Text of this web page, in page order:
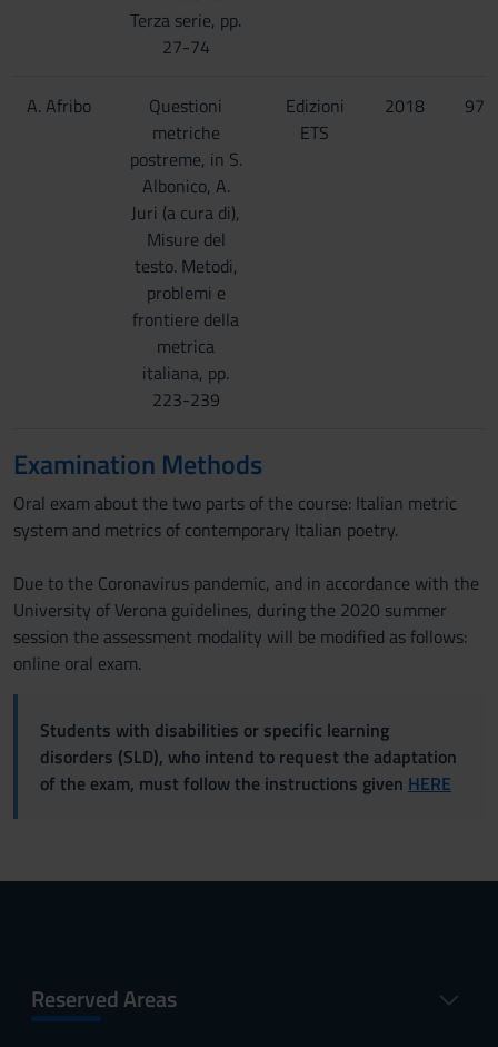
Terza serie, pp.
27-74
A. Afribo
Questioni
metriche
postreme, in S.
Albonico, A.
Juri (a cura di),
Misure del
testo. Metodi,
problemi e
frontiere della
metrica
italiana, pp.
223-239
Edizioni
ETS
2018
Examination Methods
Oral exam about the two parts of the course: Italian metric
system and metrics of contemporary Italian poetry.
Due to the Coronavirus pandemic, and in accordance with the
University of Verona guidelines, during the 2020 summer
session the assessment modality will be modified as follows:
online oral exam.
Students with disabilities or specific learning
disorders (SLD), who intend to request the adaptation
of the exam, must follow the instructions given HERE
Reserved Areas